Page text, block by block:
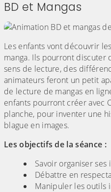
BD et Mangas
Les enfants vont découvrir
manga. Ils pourront
sens de lecture, des
animateurs feront un petit
de lecture de mangas en
enfants pourront créer avec
planche, pour inventer une
blague en images.
Les objectifs de la séance :
Savoir organiser ses
Débattre en
Manipuler les outils